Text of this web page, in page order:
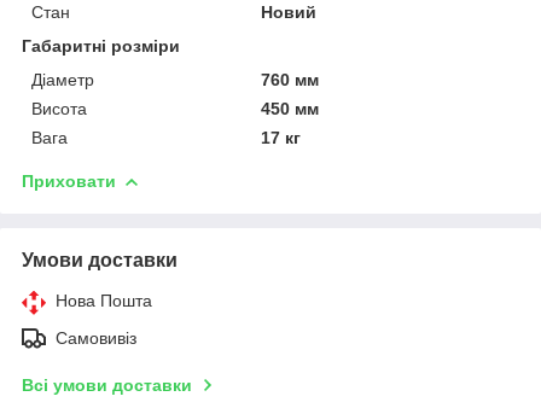
Стан
Новий
Габаритні розміри
Діаметр
760 мм
Висота
450 мм
Вага
17 кг
Приховати
Умови доставки
Нова Пошта
Самовивіз
Всі умови доставки